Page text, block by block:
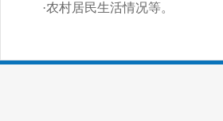
·农村居民生活情况等。